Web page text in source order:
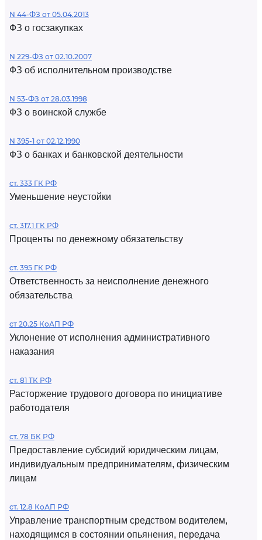
N 44-ФЗ от 05.04.2013
ФЗ о госзакупках
N 229-ФЗ от 02.10.2007
ФЗ об исполнительном производстве
N 53-ФЗ от 28.03.1998
ФЗ о воинской службе
N 395-1 от 02.12.1990
ФЗ о банках и банковской деятельности
ст. 333 ГК РФ
Уменьшение неустойки
ст. 317.1 ГК РФ
Проценты по денежному обязательству
ст. 395 ГК РФ
Ответственность за неисполнение денежного
обязательства
ст 20.25 КоАП РФ
Уклонение от исполнения административного
наказания
ст. 81 ТК РФ
Расторжение трудового договора по инициативе
работодателя
ст. 78 БК РФ
Предоставление субсидий юридическим лицам,
индивидуальным предпринимателям, физическим
лицам
ст. 12.8 КоАП РФ
Управление транспортным средством водителем,
находящимся в состоянии опьянения, передача